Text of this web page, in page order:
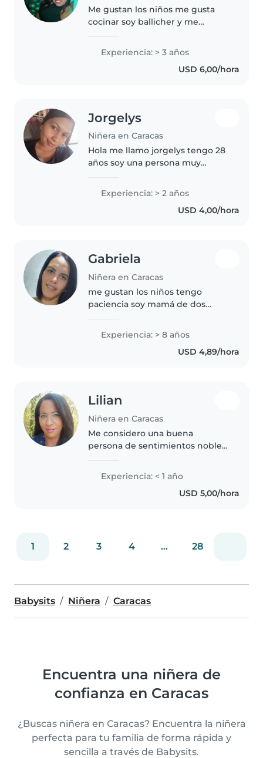
Me gustan los niños me gusta
cocinar soy ballicher y me
misma casa tengo 3 años de
experiencia y se cómo cuidar
Experiencia: > 3 años
USD 6,00/hora
Jorgelys
Niñera en Caracas
Hola me llamo jorgelys tengo 28
años soy una persona muy
paciencia y amor para dar amo lo
que hago me esfuerzo mucho
para dar lo mejor. He cuidado
Experiencia: > 2 años
USD 4,00/hora
Gabriela
Niñera en Caracas
me gustan los niños tengo
paciencia soy mamá de dos
juguetones
Experiencia: > 8 años
USD 4,89/hora
Lilian
Niñera en Caracas
Me considero una buena
persona de sentimientos nobles
la he adquirido a través de mis
hijos los cuales he encaminado
de buena manera, sin maltratos,..
Experiencia: < 1 año
USD 5,00/hora
1 2 3 4 ... 28
Babysits Niñera Caracas
Encuentra una niñera de
confianza en Caracas
¿Buscas niñera en Caracas? Encuentra la niñera
perfecta para tu familia de forma rápida y
sencilla a través de Babysits.